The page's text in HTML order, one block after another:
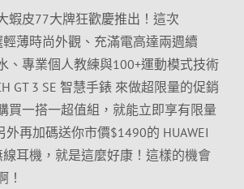
蝦皮77大牌狂歡慶推出！這次
輕薄時尚外觀、充滿電高達兩週續
、專業個人教練與100+運動模式技術
GT 3 SE 智慧手錶 來做超限量的促銷
買一搭一超值組，就能立即享有限量
再加碼送你市價$1490的 HUAWEI
線耳機，就是這麼好康！這樣的機會
！